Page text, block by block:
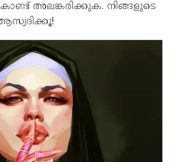
അലങ്കരിക്കുക. നിങ്ങളുടെ